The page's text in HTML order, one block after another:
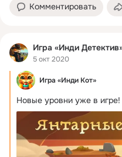
Комментировать
Игра «Инди
5 окт 2020
Игра «Инди Кот»
Новые уровни уже в игре!